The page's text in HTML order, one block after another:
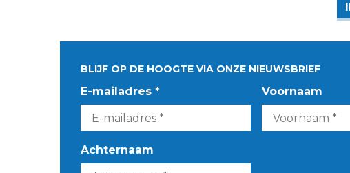
BLIJF OP DE HOOGTE VIA ONZE NIEUWSBRIEF
E-mailadres * Voornaam
Achternaam